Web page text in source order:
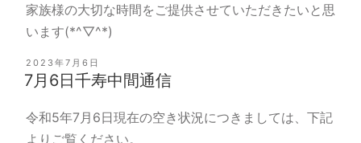
家族様の大切な時間をご提供させていただきたいと思
います(*^▽^*)
投
稿
日:
2023年7月6日
7月6日千寿中間通信
令和5年7月6日現在の空き状況につきましては、下記
よりご覧ください。